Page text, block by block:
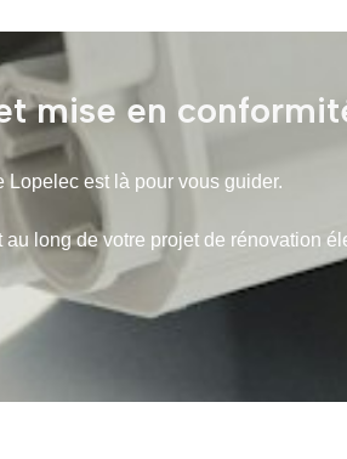
mise en
est là pour vous guider.
long de votre projet de rénovation